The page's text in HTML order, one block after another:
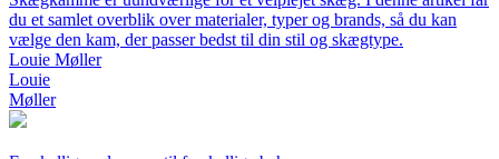
du et samlet overblik over materialer, typer og brands, så du kan
vælge den kam, der passer bedst til din stil og skægtype.
Louie Møller
Louie
Møller